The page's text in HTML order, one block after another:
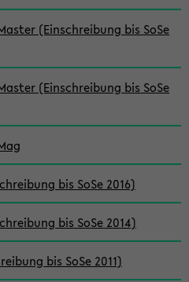
(Einschreibung bis SoSe
(Einschreibung bis SoSe
bis SoSe 2016)
bis SoSe 2014)
bis SoSe 2011)